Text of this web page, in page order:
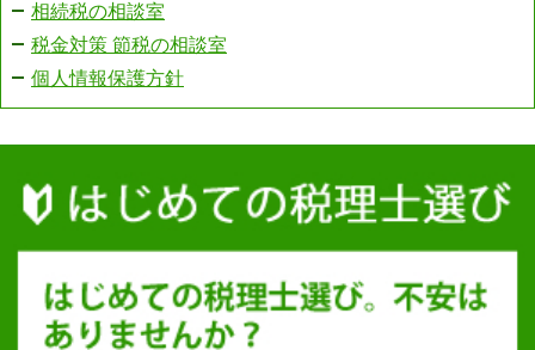
相続税の相談室
税金対策 節税の相談室
個人情報保護方針